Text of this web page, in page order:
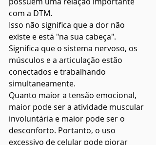
com a DTM.
Isso não significa que a dor não
existe e está "na sua cabeça".
Significa que o sistema nervoso, os
músculos e a articulação estão
conectados e trabalhando
simultaneamente.
Quanto maior a tensão emocional,
maior pode ser a atividade muscular
involuntária e maior pode ser o
desconforto. Portanto, o uso
excessivo de celular pode piorar